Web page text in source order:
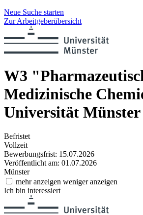
Neue Suche starten
Zur Arbeitgeberübersicht
W3
Medizinische
Universität Münster
Befristet
Vollzeit
Bewerbungsfrist: 15.07.2026
Veröffentlicht am: 01.07.2026
Münster
mehr anzeigen weniger anzeigen
Ich bin interessiert